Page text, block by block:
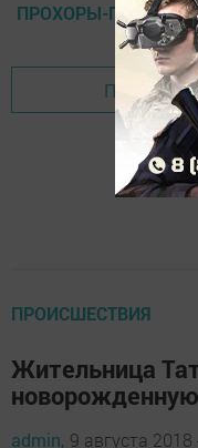
ПРОХОРЫ-ПАРМЕНЫ
Перейти
ПРОИСШЕСТВИЯ
Жительница
admin, 9 августа 2018